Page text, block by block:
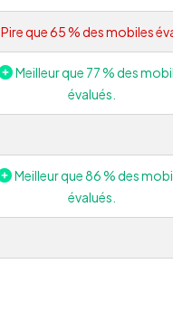
Pire que 65 % des mobiles
Meilleur que 77 % des
évalués.
Meilleur que 86 % des
évalués.